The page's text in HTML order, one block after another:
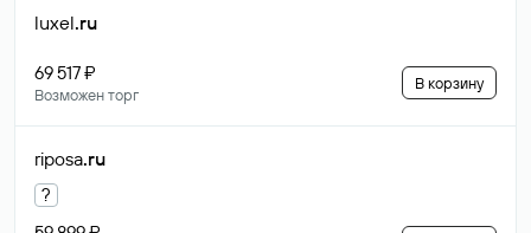
luxel.ru
69 517 ₽
Возможен торг
В корзину
riposa.ru
?